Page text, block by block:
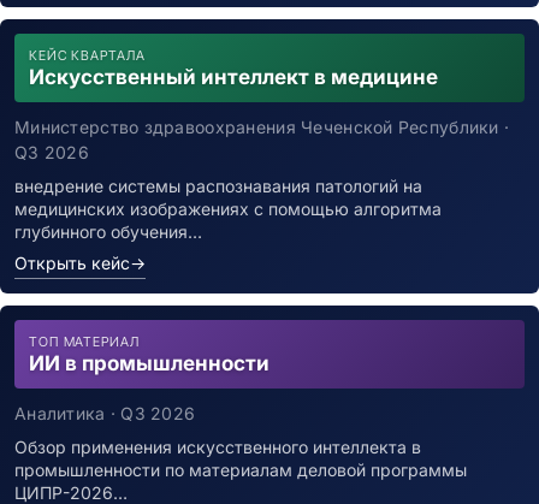
КЕЙС КВАРТАЛА
Искусственный интеллект в медицине
Министерство здравоохранения Чеченской Республики ·
Q3 2026
внедрение системы распознавания патологий на
медицинских изображениях с помощью алгоритма
глубинного обучения…
Открыть кейс→
ТОП МАТЕРИАЛ
ИИ в промышленности
Аналитика · Q3 2026
Обзор применения искусственного интеллекта в
промышленности по материалам деловой программы
ЦИПР-2026…